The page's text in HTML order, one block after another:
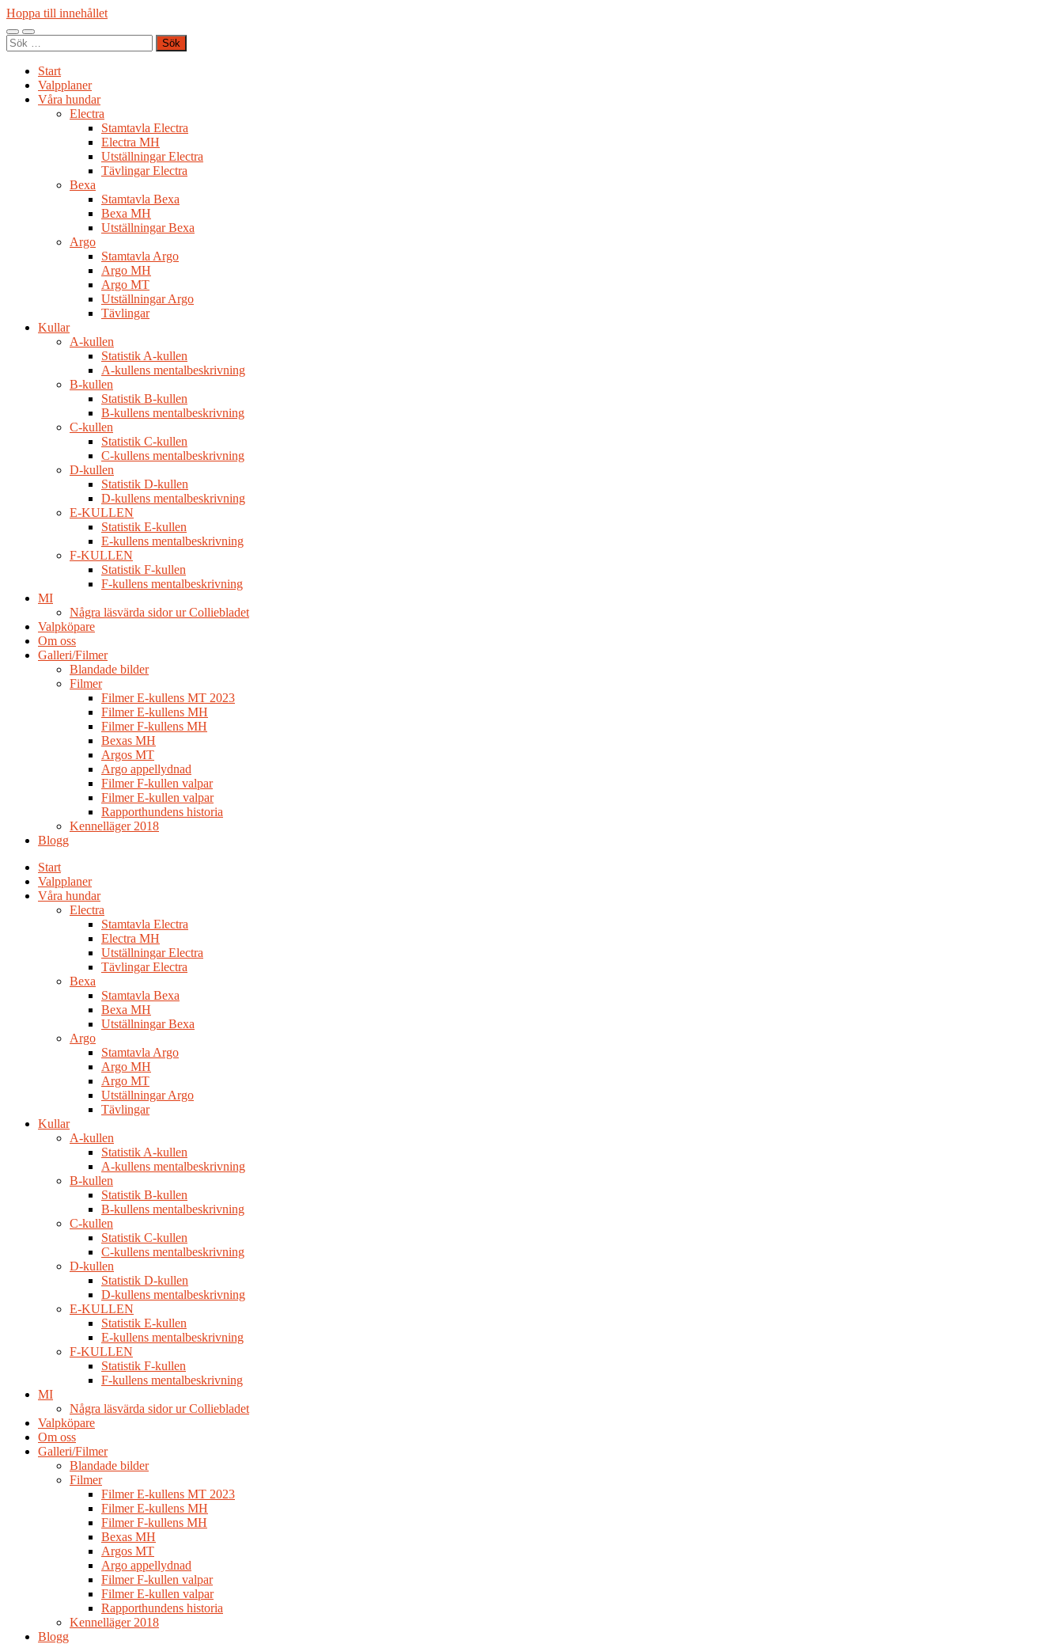
Hoppa till innehållet
Slå
på/av
Slå
på/av
Sök
efter:
Start
Valpplaner
Våra hundar
Electra
Stamtavla Electra
Electra MH
Utställningar Electra
Tävlingar Electra
Bexa
Stamtavla Bexa
Bexa MH
Utställningar Bexa
Argo
Stamtavla Argo
Argo MH
Argo MT
Utställningar Argo
Tävlingar
Kullar
A-kullen
Statistik A-kullen
A-kullens mentalbeskrivning
B-kullen
Statistik B-kullen
B-kullens mentalbeskrivning
C-kullen
Statistik C-kullen
C-kullens mentalbeskrivning
D-kullen
Statistik D-kullen
D-kullens mentalbeskrivning
E-KULLEN
Statistik E-kullen
E-kullens mentalbeskrivning
F-KULLEN
Statistik F-kullen
F-kullens mentalbeskrivning
MI
Några läsvärda sidor ur Colliebladet
Valpköpare
Om oss
Galleri/Filmer
Blandade bilder
Filmer
Filmer E-kullens MT 2023
Filmer E-kullens MH
Filmer F-kullens MH
Bexas MH
Argos MT
Argo appellydnad
Filmer F-kullen valpar
Filmer E-kullen valpar
Rapporthundens historia
Kennelläger 2018
Blogg
Start
Valpplaner
Våra hundar
Electra
Stamtavla Electra
Electra MH
Utställningar Electra
Tävlingar Electra
Bexa
Stamtavla Bexa
Bexa MH
Utställningar Bexa
Argo
Stamtavla Argo
Argo MH
Argo MT
Utställningar Argo
Tävlingar
Kullar
A-kullen
Statistik A-kullen
A-kullens mentalbeskrivning
B-kullen
Statistik B-kullen
B-kullens mentalbeskrivning
C-kullen
Statistik C-kullen
C-kullens mentalbeskrivning
D-kullen
Statistik D-kullen
D-kullens mentalbeskrivning
E-KULLEN
Statistik E-kullen
E-kullens mentalbeskrivning
F-KULLEN
Statistik F-kullen
F-kullens mentalbeskrivning
MI
Några läsvärda sidor ur Colliebladet
Valpköpare
Om oss
Galleri/Filmer
Blandade bilder
Filmer
Filmer E-kullens MT 2023
Filmer E-kullens MH
Filmer F-kullens MH
Bexas MH
Argos MT
Argo appellydnad
Filmer F-kullen valpar
Filmer E-kullen valpar
Rapporthundens historia
Kennelläger 2018
Blogg